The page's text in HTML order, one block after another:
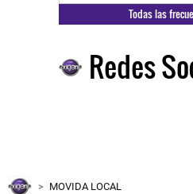
Todas las
Redes
MOVIDA LOCAL